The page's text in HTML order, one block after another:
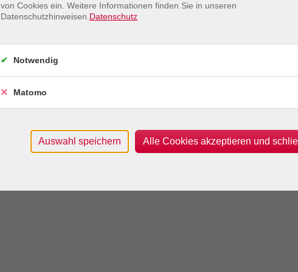
von Cookies ein. Weitere Informationen finden Sie in unseren
Datenschutzhinweisen. Datenschutz
Notwendig
Matomo
Auswahl speichern Alle Cookies akzeptieren und